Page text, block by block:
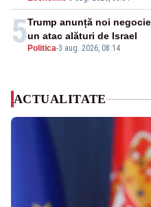
5 Politica-3 aug. 2026, 08:14
Trump anunță noi
un atac alături de Israel
ACTUALITATE